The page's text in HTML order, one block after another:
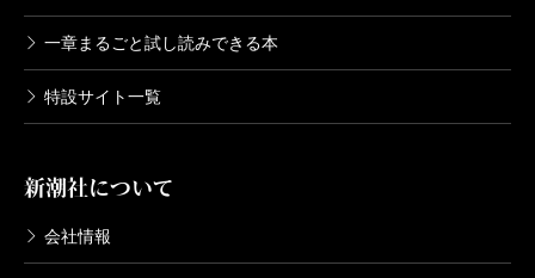
一章まるごと試し読みできる本
特設サイト一覧
新潮社について
会社情報